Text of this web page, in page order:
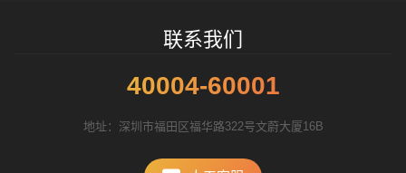
联系我们
40004-60001
地址：深圳市福田区福华路322号文蔚大厦16B